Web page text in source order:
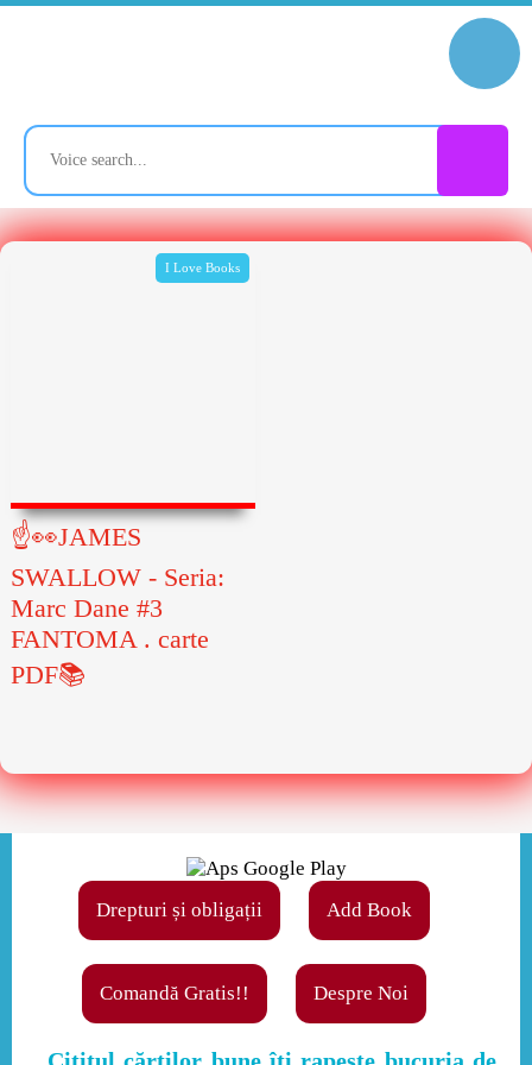
I Love Books
☝👀JAMES
SWALLOW - Seria:
Marc Dane #3
FANTOMA . carte
PDF📚
Drepturi și obligații Add Book
Comandă Gratis!! Despre Noi